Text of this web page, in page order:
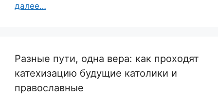
далее…
Разные пути, одна вера: как проходят
катехизацию будущие католики и
православные